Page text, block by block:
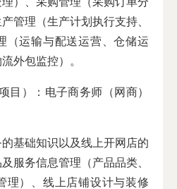
管理（生产计划执行支持、
（运输与配送运营、仓储运
外包监控）。
目）：电子商务师（网商）
基础知识以及线上开网店的
服务信息管理（产品品类、
理）、线上店铺设计与装修